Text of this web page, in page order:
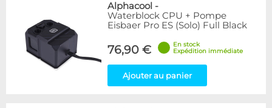
Alphacool -
Waterblock CPU + Pompe
Eisbaer Pro ES (Solo) Full Black
76,90 €
En stock
Expédition immédiate
Ajouter au panier